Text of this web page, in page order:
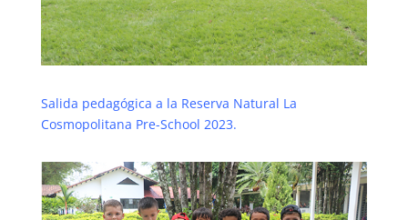
Salida pedagógica a la Reserva Natural La
Cosmopolitana Pre-School 2023.